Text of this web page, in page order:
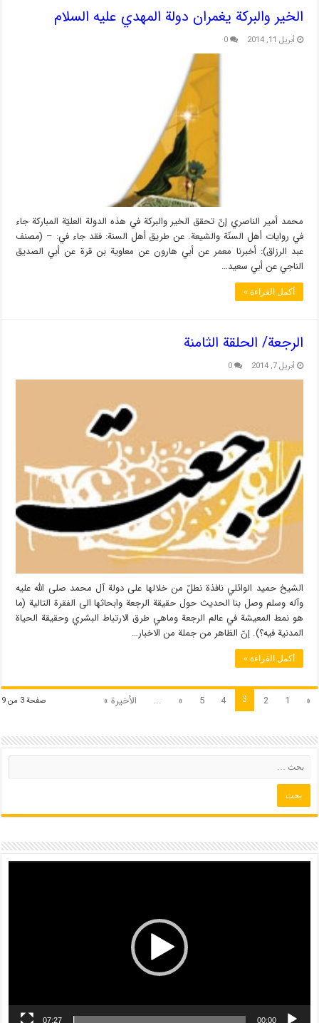
الخير والبركة يغمران دولة المهدي عليه السلام
أبريل 11, 2014 0
محمد أمير الناصري إنّ تحقق الخير والبركة في هذه الدولة العليّة المباركة جاء
في روايات أهل السنّة والشيعة. عن طريق أهل السنة: فقد جاء في: – (مصنف
عبد الرزاق): أخبرنا معمر عن أبي هارون عن معاوية بن قرة عن أبي الصديق
الناجي عن أبي سعيد…
أكمل القراءة »
الرجعة/ الحلقة الثامنة
أبريل 7, 2014 0
الشيخ حميد الوائلي نافذة نطلّ من خلالها على دولة آل محمد صلى الله عليه
وآله وسلم وصل بنا الحديث حول حقيقة الرجعة وابحاثها الى الفقرة التالية (ما
هو نمط المعيشة في عالم الرجعة وماهي طرق الارتباط البشري وحقيقة الحياة
المدنية فيه؟). إنّ الظاهر من جملة من الاخبار…
أكمل القراءة »
صفحة 3 من 9 «
1
2
3
4
5
»
... الأخيرة »
00:00
07:27